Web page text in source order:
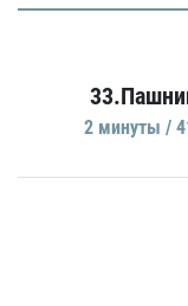
2 минуты /